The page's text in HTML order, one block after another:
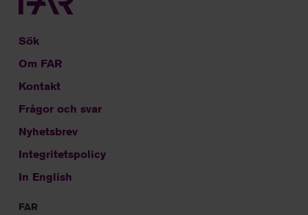
Sök
Om FAR
Kontakt
Frågor och svar
Nyhetsbrev
Integritetspolicy
In English
FAR